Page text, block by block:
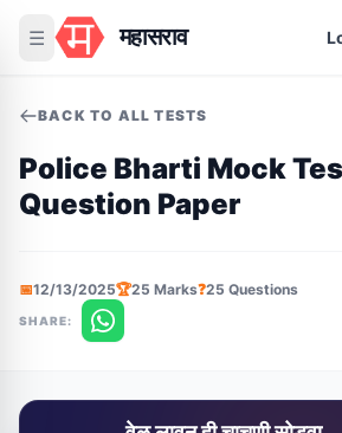
☰ महासराव
BACK TO ALL TESTS
Police Bharti Mock
Question Paper
📅12/13/2025🏆25 Marks❓25 Questions
SHARE: